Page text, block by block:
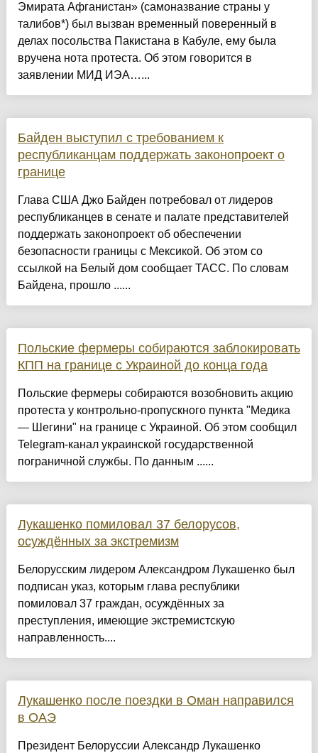
Эмирата Афганистан» (самоназвание страны у
талибов*) был вызван временный поверенный в
делах посольства Пакистана в Кабуле, ему была
вручена нота протеста. Об этом говорится в
заявлении МИД ИЭА…...
Байден выступил с требованием к
республиканцам поддержать законопроект о
границе
Глава США Джо Байден потребовал от лидеров
республиканцев в сенате и палате представителей
поддержать законопроект об обеспечении
безопасности границы с Мексикой. Об этом со
ссылкой на Белый дом сообщает ТАСС. По словам
Байдена, прошло ......
Польские фермеры собираются заблокировать
КПП на границе с Украиной до конца года
Польские фермеры собираются возобновить акцию
протеста у контрольно-пропускного пункта "Медика
— Шегини" на границе с Украиной. Об этом сообщил
Telegram-канал украинской государственной
пограничной службы. По данным ......
Лукашенко помиловал 37 белорусов,
осуждённых за экстремизм
Белорусским лидером Александром Лукашенко был
подписан указ, которым глава республики
помиловал 37 граждан, осуждённых за
преступления, имеющие экстремистскую
направленность....
Лукашенко после поездки в Оман направился
в ОАЭ
Президент Белоруссии Александр Лукашенко